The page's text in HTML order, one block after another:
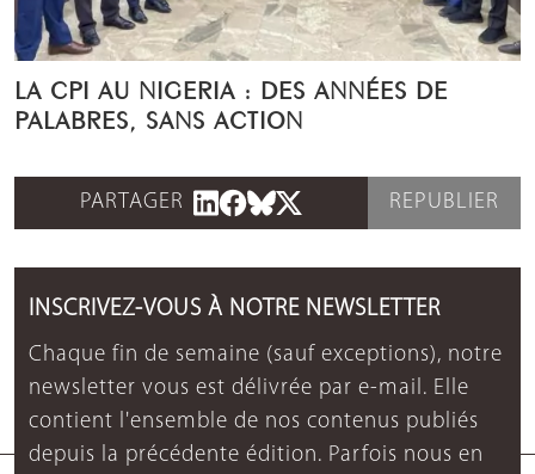
LA CPI AU NIGERIA : DES ANNÉES DE
PALABRES, SANS ACTION
PARTAGER REPUBLIER
INSCRIVEZ-VOUS À NOTRE NEWSLETTER
Chaque fin de semaine (sauf exceptions), notre
newsletter vous est délivrée par e-mail. Elle
contient l'ensemble de nos contenus publiés
depuis la précédente édition. Parfois nous en